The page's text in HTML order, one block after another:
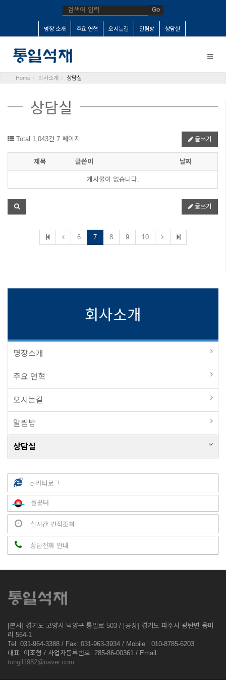
Go
명장 소개 주요 연혁 오시는길 알림방 상담실
Toggle
Home 회사소개 상담실
상담실
Total 1,043건 7 페이지 글쓰기
제목 글쓴이 날짜
게시물이 없습니다.
글쓰기
6 7 8 9 10
회사소개
명장소개
주요 연혁
오시는길
알림방
상담실
e-카타로그
돌꾼터
실시간 견적조회
상담전화 안내
[본사] 경기도 고양시 덕양구 통일로 503 / [공장] 경기도 파주시 광탄면 용미
리 564-1
Tel: 031-964-3388 / Fax: 031-963-3934 / Mobile : 010-8785-6203
대표: 이조형 / 사업자등록번호: 285-86-00361 / Email:
tongil1982@naver.com